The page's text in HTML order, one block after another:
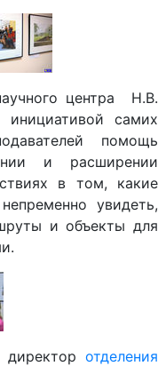
центра Н.В.
самих
помощь
и расширении
в том, какие
увидеть,
и объекты для
директор отделения